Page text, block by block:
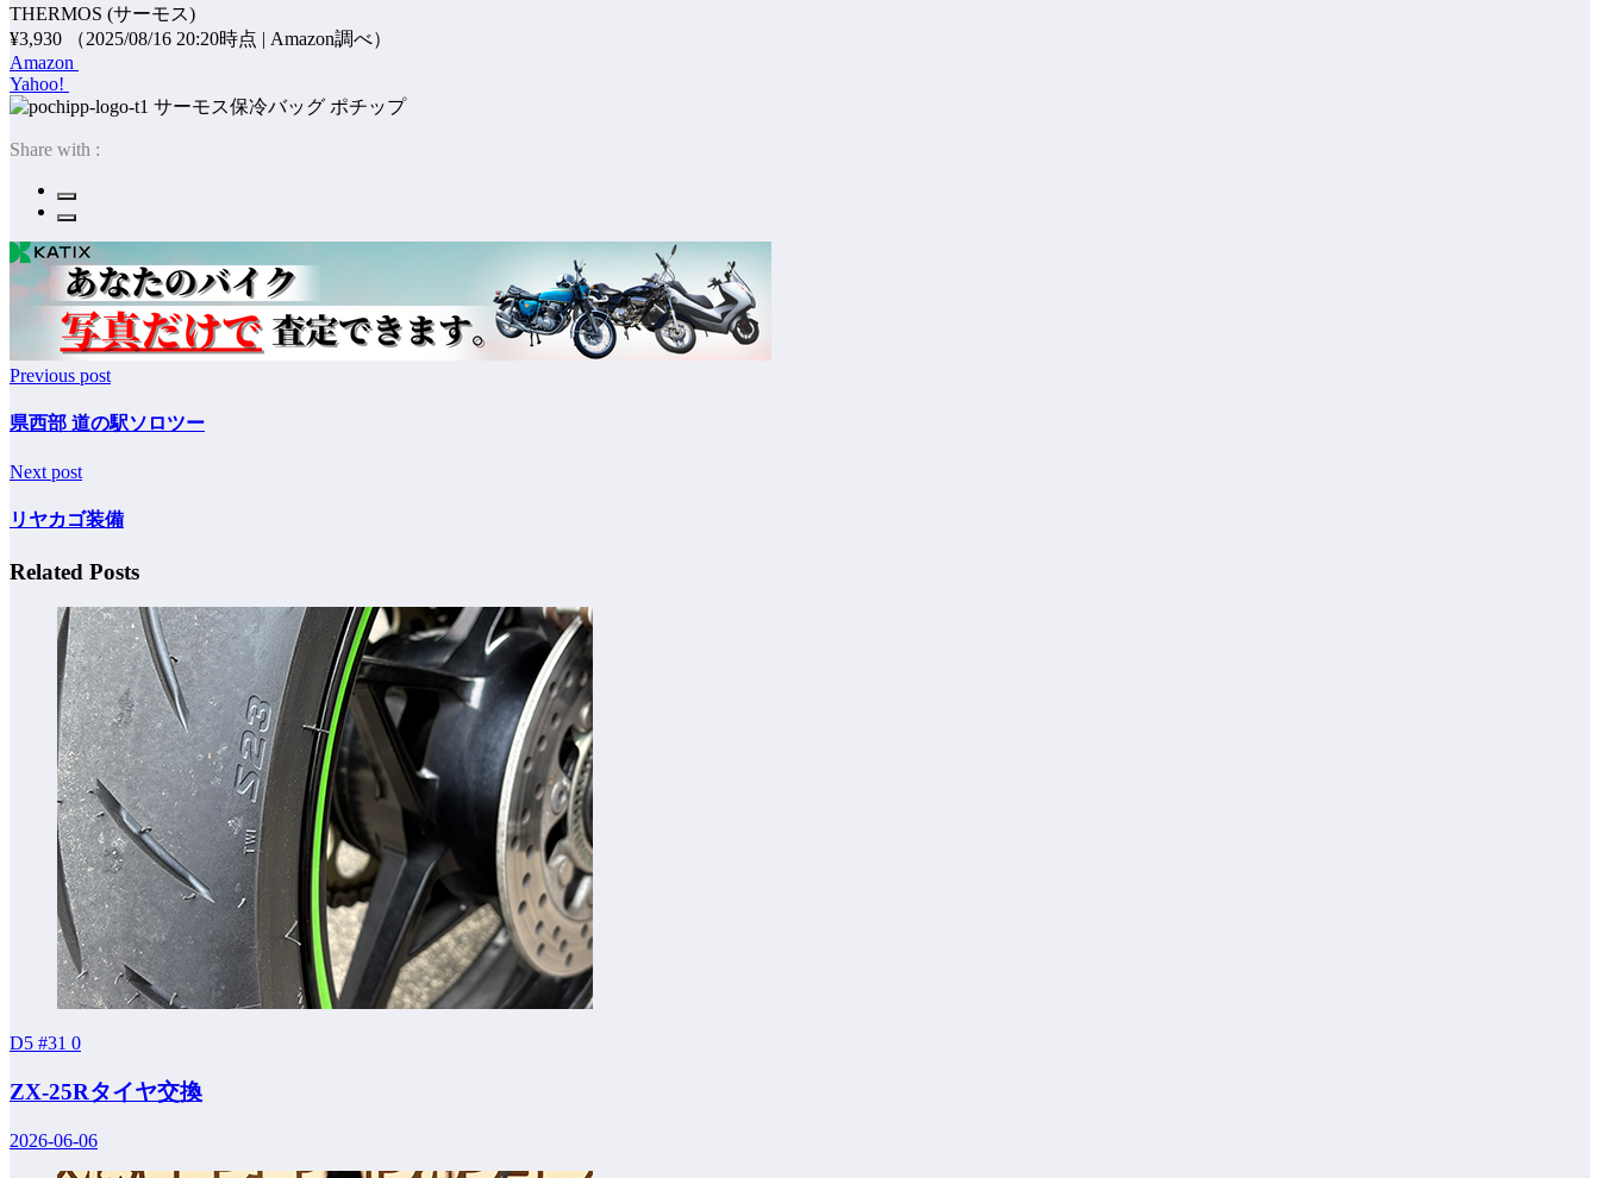
THERMOS (サーモス)
¥3,930
（2025/08/16 20:20時点 | Amazon調べ）
Amazon
Yahoo!
ポチップ
Share with :
Previous post
県西部 道の駅ソロツー
Next post
リヤカゴ装備
Related Posts
D5 #31 0
ZX-25Rタイヤ交換
2026-06-06